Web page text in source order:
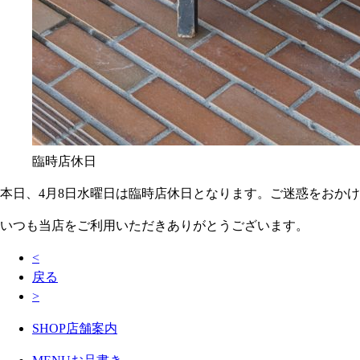
臨時店休日
本日、4月8日水曜日は臨時店休日となります。ご迷惑をおか
いつも当店をご利用いただきありがとうございます。
<
戻る
>
SHOP店舗案内